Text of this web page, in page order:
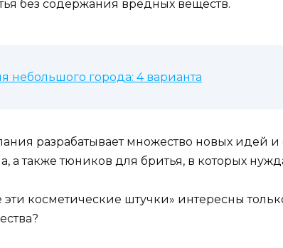
без содержания вредных веществ.
небольшого города: 4 варианта
разрабатывает множество новых идей
а также тюников для бритья, в которых
эти косметические штучки» интересны